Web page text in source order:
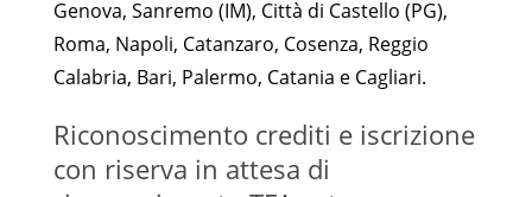
Genova, Sanremo (IM), Città di Castello (PG),
Roma, Napoli, Catanzaro, Cosenza, Reggio
Calabria, Bari, Palermo, Catania e Cagliari.
Riconoscimento crediti e iscrizione
con riserva in attesa di